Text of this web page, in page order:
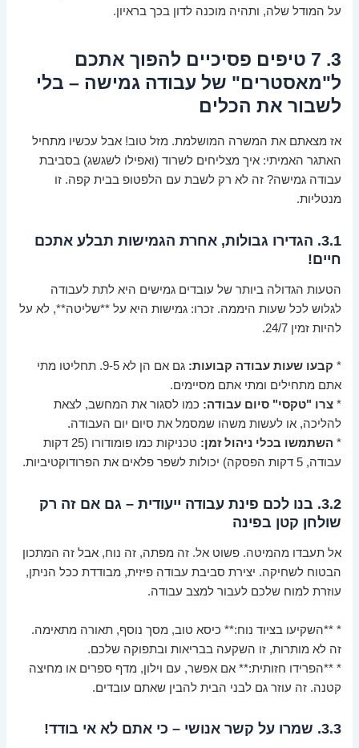
על המודל שלה, ותהיה מוכנה לדון בכך בראיון.
3. 7 טיפים פסיכיים להפוך אתכם
ל"מאסטרים" של עבודה גמישה – בלי
לשבור את הכלים
אז מצאתם את המשרה המושלמת. מזל טוב! אבל עכשיו מתחיל
האתגר האמיתי: איך מצליחים לשרוד (ואפילו לשגשג) בסביבת
עבודה גמישה? זה לא רק לשבת עם הלפטופ בבית קפה. זו
מנטליות.
3.1. הגדירו גבולות, אחרת הגמישות תבלע אתכם
חיים!
הטעות הגדולה ביותר של עובדים גמישים היא לתת לעבודה
לגלוש לכל שעות היממה. זכרו: גמישות היא על **שליטה**, לא על
להיות זמין 24/7.
* קבעו שעות עבודה קבועות:
גם אם הן לא 9-5. תחליטו מתי
אתם מתחילים ומתי אתם מסיימים.
*צרו "טקסי" סיום עבודה: כמו לסגור את המחשב, לצאת
להליכה, או לעשות משהו שמסמל את סיום יום העבודה.
* השתמשו בכלי ניהול זמן:
טכניקות כמו פומודורו (25 דקות
עבודה, 5 דקות הפסקה) יכולות לשפר פלאים את הפרודוקטיביות.
3.2. בנו לכם פינת עבודה ייעודית – גם אם זה רק
שולחן קטן בפינה
אל תעבדו מהמיטה. פשוט אל. זה מפתה, זה נוח, אבל זה המתכון
הבטוח לשחיקה. יצירת סביבת עבודה פיזית, מבודדת ככל הניתן,
עוזרת למוח שלכם לעבור למצב עבודה.
* **השקיעו בציוד נוח:** כיסא טוב, מסך נוסף, תאורה מתאימה.
זה לא מותרות, זו השקעה בבריאות ובתפוקה שלכם.
* **הפרידו חזותית:** אם אפשר, עם וילון, מדף ספרים או מחיצה
קטנה. זה עוזר גם לבני הבית להבין שאתם עובדים.
3.3. שמרו על קשר אנושי – כי אתם לא אי בודד!